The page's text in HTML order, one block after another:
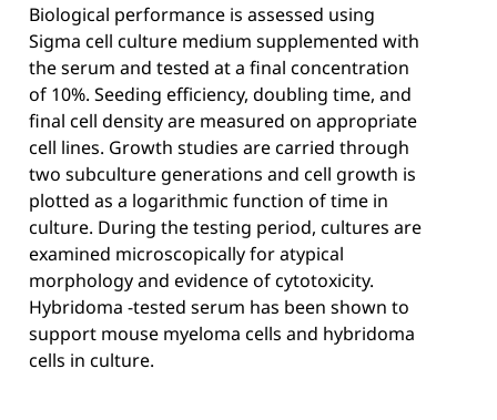
Biological performance is assessed using
Sigma cell culture medium supplemented with
the serum and tested at a final concentration
of 10%. Seeding efficiency, doubling time, and
final cell density are measured on appropriate
cell lines. Growth studies are carried through
two subculture generations and cell growth is
plotted as a logarithmic function of time in
culture. During the testing period, cultures are
examined microscopically for atypical
morphology and evidence of cytotoxicity.
Hybridoma -tested serum has been shown to
support mouse myeloma cells and hybridoma
cells in culture.